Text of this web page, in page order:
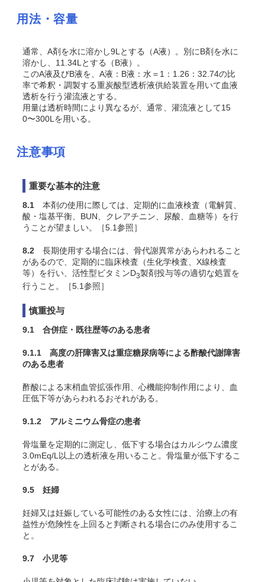
用法・容量
通常、A剤を水に溶かし9Lとする（A液）。別にB剤を水に
溶かし、11.34Lとする（B液）。
このA液及びB液を、A液：B液：水＝1：1.26：32.74の比
率で希釈・調製する重炭酸型透析液供給装置を用いて血液
透析を行う灌流液とする。
用量は透析時間により異なるが、通常、灌流液として15
0〜300Lを用いる。
注意事項
重要な基本的注意
8.1 本剤の使用に際しては、定期的に血液検査（電解質、
酸・塩基平衡、BUN、クレアチニン、尿酸、血糖等）を行
うことが望ましい。［5.1参照］
8.2 長期使用する場合には、骨代謝異常があらわれること
があるので、定期的に臨床検査（生化学検査、X線検査
等）を行い、活性型ビタミンD3製剤投与等の適切な処置を
行うこと。［5.1参照］
慎重投与
9.1 合併症・既往歴等のある患者
9.1.1 高度の肝障害又は重症糖尿病等による酢酸代謝障害
のある患者
酢酸による末梢血管拡張作用、心機能抑制作用により、血
圧低下等があらわれるおそれがある。
9.1.2 アルミニウム骨症の患者
骨塩量を定期的に測定し、低下する場合はカルシウム濃度
3.0mEq/L以上の透析液を用いること。骨塩量が低下するこ
とがある。
9.5 妊婦
妊婦又は妊娠している可能性のある女性には、治療上の有
益性が危険性を上回ると判断される場合にのみ使用するこ
と。
9.7 小児等